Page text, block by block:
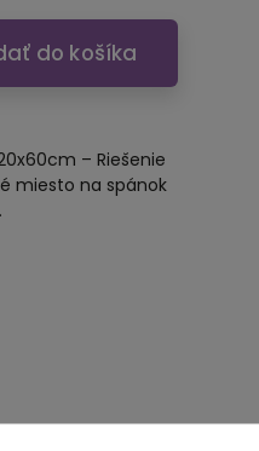
do košíka
– Riešenie
miesto na spánok